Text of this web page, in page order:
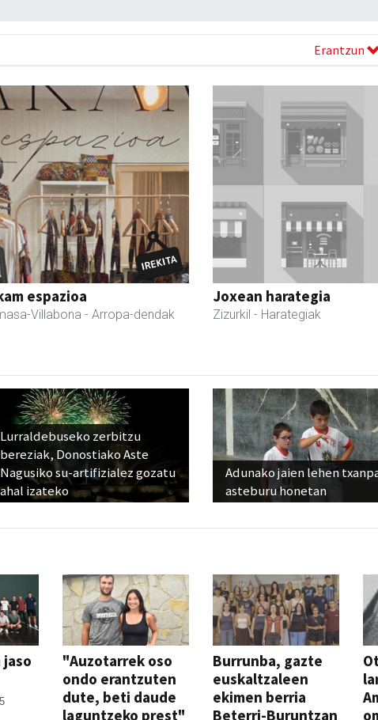
Erantzun
espazioa
Villabona - Arropa-dendak
Joxean harategia
Zizurkil - Harategiak
Lurraldebuseko zerbitzu
bereziak, Donostiako Aste
Nagusiko su-artifizialez gozatu
ahal izateko
Adunako jaien lehen
asteburu honetan
jaso
"Auzotarrek oso
ondo erantzuten
dute, beti daude
laguntzeko prest"
Burrunba, gazte
euskaltzaleen
ekimen berria
Beterri-Buruntzan